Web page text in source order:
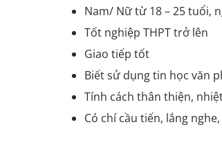
Nam/ Nữ từ 18 – 25 tuổi,
Tốt nghiệp THPT trở lên
Giao tiếp tốt
Biết sử dụng tin học văn
Tính cách thân thiện,
Có chí cầu tiến, lắng